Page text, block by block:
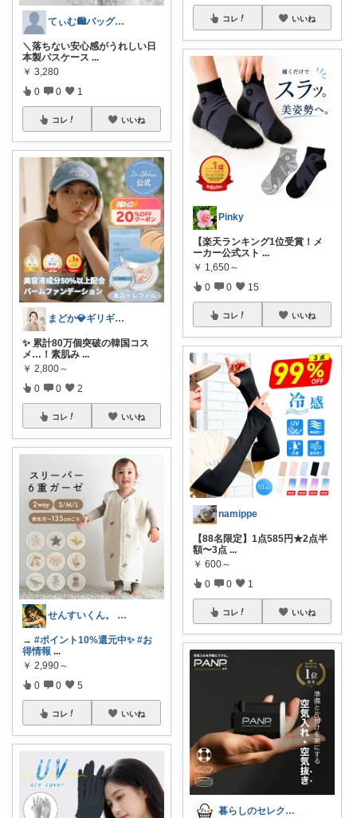
てぃむ🛍バッグ雑貨まとめ
＼落ちない安心感がうれしい日
本製パスケース ...
￥ 3,280
0 0 1
コレ いいね
まどか💎ギリギリアラサーOL
✨ 累計80万個突破の韓国コス
メ…！素肌み ...
￥ 2,800～
0 0 2
コレ いいね
せんすいくん。 ＼情報の海へダイブ／
→ #ポイント10%還元中✨ #お
得情報 ...
￥ 2,990～
0 0 5
コレ いいね
コレ いいね
Pinky
【楽天ランキング1位受賞！メ
ーカー公式スト ...
￥ 1,650～
0 0 15
コレ いいね
namippe
【88名限定】1点585円★2点半
額〜3点 ...
￥ 600～
0 0 1
コレ いいね
暮らしのセレクト便